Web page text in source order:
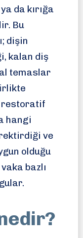
da kırığa
Bu
dişin
kalan diş
temaslar
restoratif
hangi
ve
olduğu
bazlı